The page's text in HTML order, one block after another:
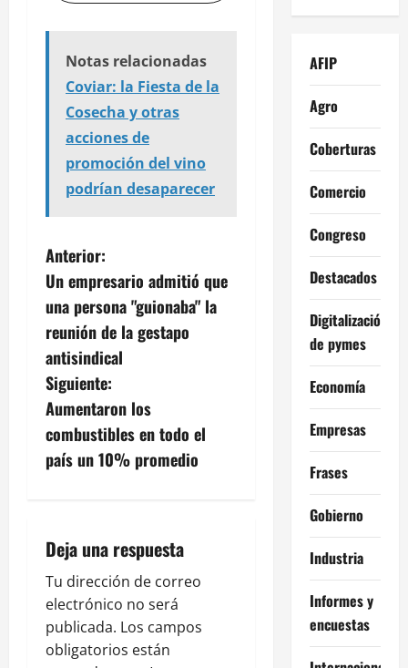
Notas relacionadas
Coviar: la Fiesta de la
Cosecha y otras
acciones de
promoción del vino
podrían desaparecer
N
a
v
e
g
a
ó
n
d
Anterior:
Un empresario admitió que
una persona "guionaba" la
reunión de la gestapo
antisindical
Siguiente:
Aumentaron los
combustibles en todo el
país un 10% promedio
Deja una respuesta
Tu dirección de correo
electrónico no será
publicada. Los campos
obligatorios están
AFIP
Agro
Coberturas
Comercio
Congreso
Destacados
Digitalización
de pymes
Economía
Empresas
Frases
Gobierno
Industria
Informes y
encuestas